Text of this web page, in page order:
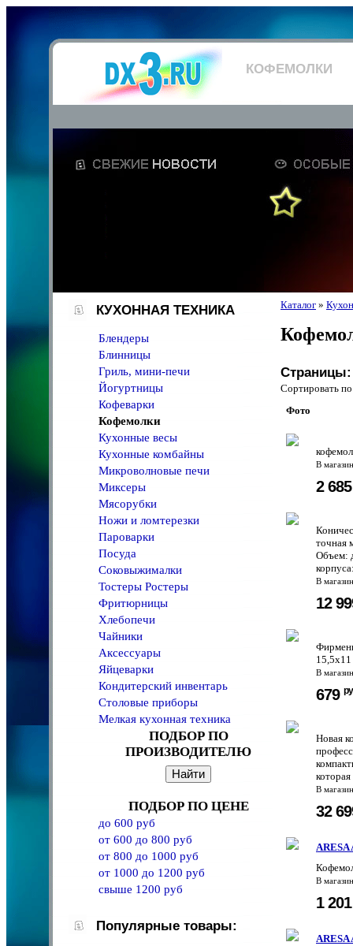
КОФЕМОЛКИ
КУХОННАЯ ТЕХНИКА
Блендеры
Блинницы
Гриль, мини-печи
Йогуртницы
Кофеварки
Кофемолки
Кухонные весы
Кухонные комбайны
Микроволновые печи
Миксеры
Мясорубки
Ножи и ломтерезки
Пароварки
Посуда
Соковыжималки
Тостеры Ростеры
Фритюрницы
Хлебопечи
Чайники
Аксессуары
Яйцеварки
Кондитерский инвентарь
Столовые приборы
Мелкая кухонная техника
ПОДБОР ПО
ПРОИЗВОДИТЕЛЮ
ПОДБОР ПО ЦЕНЕ
до 600 руб
от 600 до 800 руб
от 800 до 1000 руб
от 1000 до 1200 руб
свыше 1200 руб
Популярные товары:
Каталог »
Страницы:
Сортировать
Фото
В
2
точная
Объем:
В
12
В
679
Новая
В
32
ARESA
В
1
ARESA